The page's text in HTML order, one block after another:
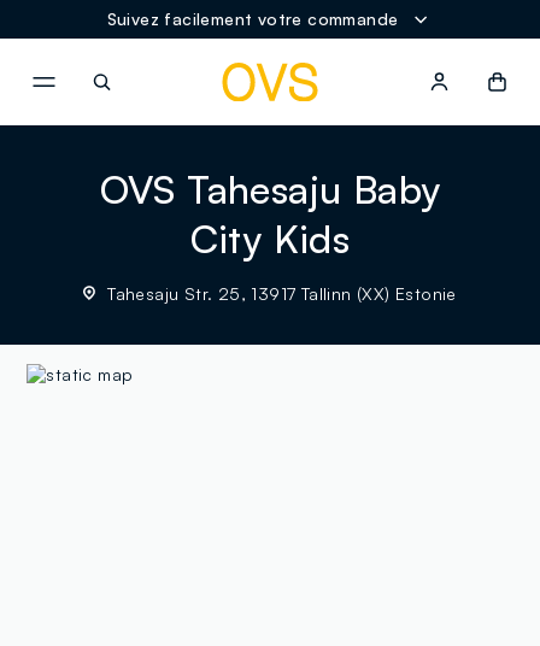
Suivez facilement votre commande
OVS Tahesaju Baby
City Kids
Tahesaju Str. 25, 13917 Tallinn (XX) Estonie